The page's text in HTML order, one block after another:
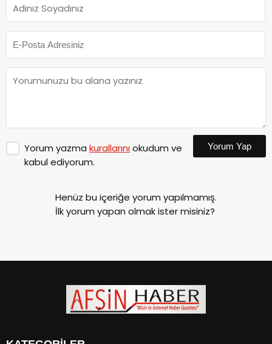
Yorum yazma kurallarınıokudum ve
kabul ediyorum.
Yorum Yap
Henüz bu içeriğe yorum yapılmamış.
İlk yorum yapan olmak ister misiniz?